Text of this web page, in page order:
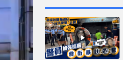
02:45